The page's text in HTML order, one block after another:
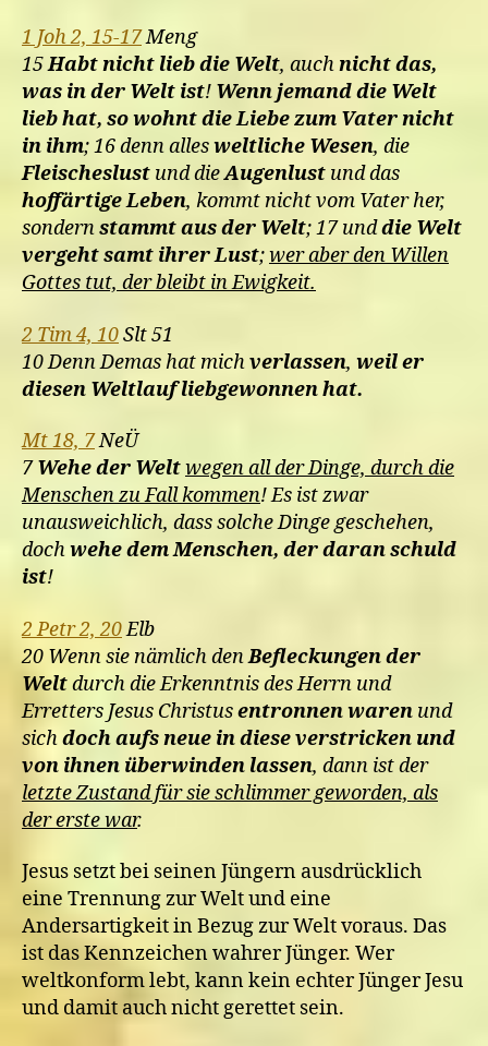
1 Joh 2, 15-17Meng
15Habt nicht lieb die Welt, auchnicht das,
was in der Welt ist! Wenn jemand die Welt
lieb hat, so wohnt die Liebe zum Vater nicht
in ihm; 16 denn allesweltliche Wesen, die
Fleischeslust und dieAugenlust und das
hoffärtige Leben, kommt nicht vom Vater her,
sondernstammt aus der Welt; 17 unddie Welt
vergeht samt ihrer Lust;wer aber den Willen
Gottes tut, der bleibt in Ewigkeit.
2 Tim 4, 10Slt 51
10 Denn Demas hat michverlassen, weil er
diesen Weltlauf liebgewonnen hat.
Mt 18, 7NeÜ
7Wehe der Weltwegen all der Dinge, durch die
Menschen zu Fall kommen! Es ist zwar
unausweichlich, dass solche Dinge geschehen,
dochwehe dem Menschen, der daran schuld
ist!
2 Petr 2, 20Elb
20 Wenn sie nämlich denBefleckungen der
Weltdurch die Erkenntnis des Herrn und
Erretters Jesus Christusentronnen waren und
sichdoch aufs neue in diese verstricken und
von ihnen überwinden lassen, dann ist der
letzte Zustand für sie schlimmer geworden, als
der erste war.
Jesus setzt bei seinen Jüngern ausdrücklich
eine Trennung zur Welt und eine
Andersartigkeit in Bezug zur Welt voraus. Das
ist das Kennzeichen wahrer Jünger. Wer
weltkonform lebt, kann kein echter Jünger Jesu
und damit auch nicht gerettet sein.